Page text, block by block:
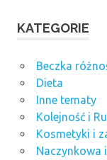
KATEGORIE
Beczka
Dieta
Inne tematy
Kolejność i
Kosmetyki i
Naczynkowa